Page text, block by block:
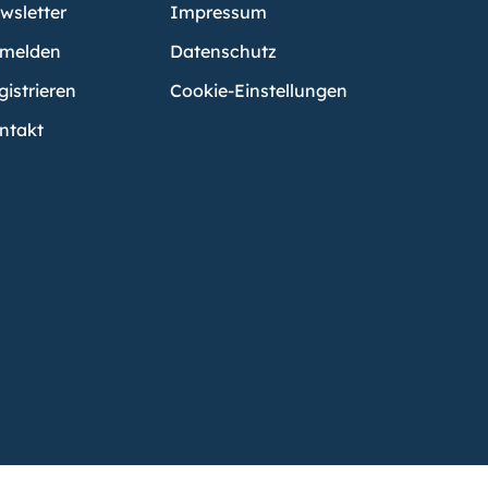
Impressum
Datenschutz
Cookie-Einstellungen